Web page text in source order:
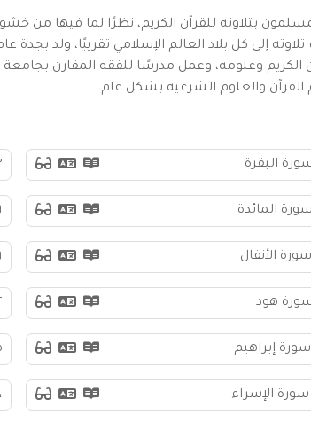
بتلاوته للقرآن الكريم، نظرًا لما فيها من
وعلومه، وعمل مدرسًا للفقه المقارن بجامعة
والعلوم الشرعية بشكل عام.
٣-
٦-
٩-